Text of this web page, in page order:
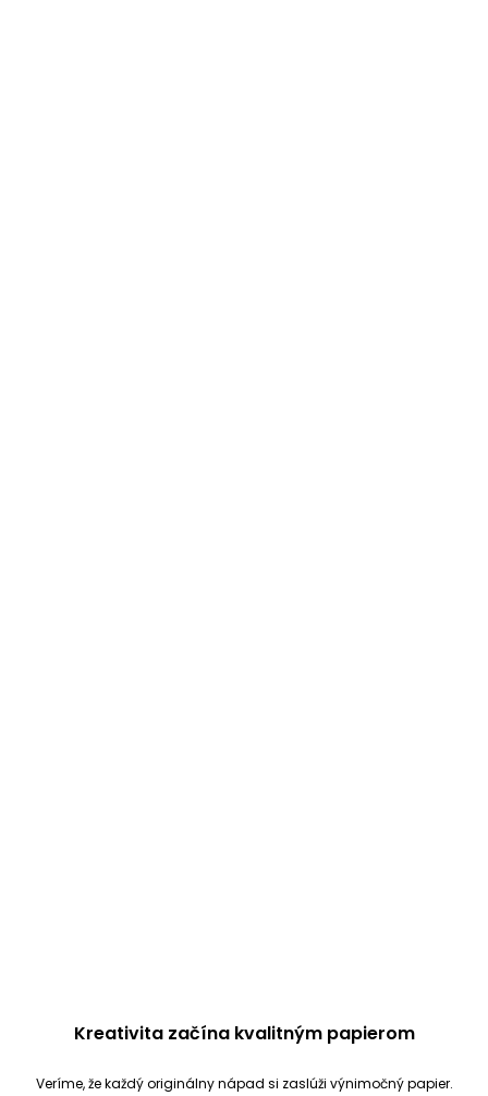
Kreativita začína kvalitným papierom
Veríme, že každý originálny nápad si zaslúži výnimočný papier.